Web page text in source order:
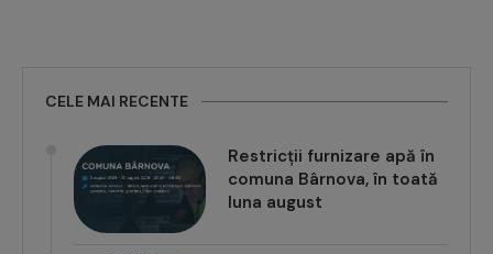
CELE MAI RECENTE
Restricții furnizare apă în
comuna Bârnova, în toată
luna august